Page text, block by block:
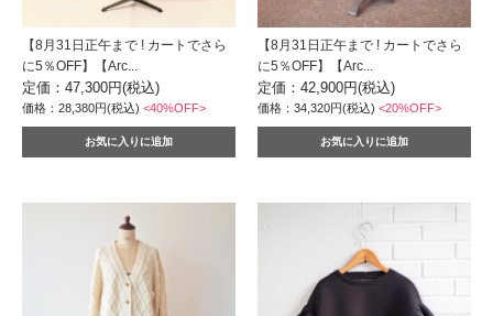
【8月31日正午まで ! カートでさら
に5％OFF】【Arc...
定価：47,300円(税込)
価格：28,380円(税込) <40%OFF>
【8月31日正午まで ! カートでさら
に5％OFF】【Arc...
定価：42,900円(税込)
価格：34,320円(税込)<20%OFF>